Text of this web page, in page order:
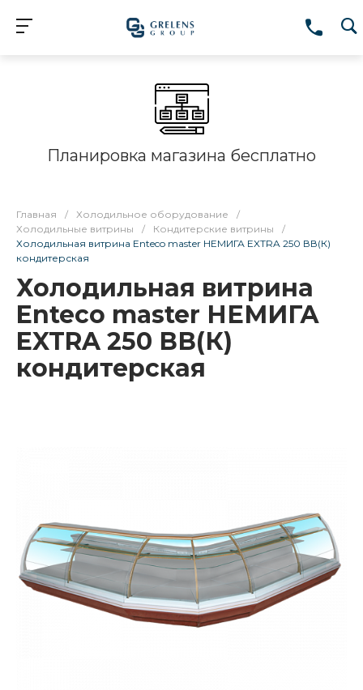
Планировка магазина бесплатно
Главная / Холодильное оборудование
/
Холодильные витрины
/ Кондитерские витрины
/
Холодильная витрина Enteco master НЕМИГА EXTRA 250 ВВ(К)
кондитерская
Холодильная витрина
Enteco master НЕМИГА
EXTRA 250 ВВ(К)
кондитерская